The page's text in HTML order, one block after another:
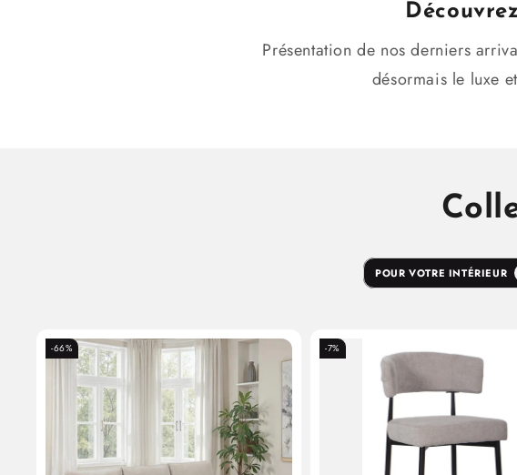
Présentation de nos derniers
désormais le luxe
POUR VOTRE INTÉRIEUR
-66% -7%